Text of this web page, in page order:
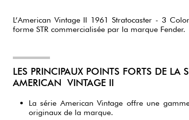
L’American Vintage II 1961 Stratocaster - 3
forme STR commercialisée par la marque Fender.
LES PRINCIPAUX POINTS FORTS DE LA
AMERICAN VINTAGE II
La série American Vintage offre une
originaux de la marque.